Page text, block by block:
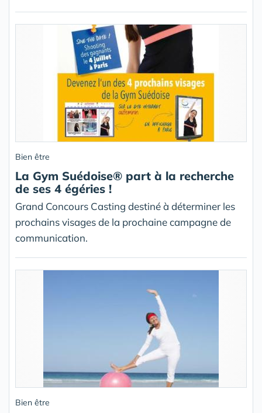
Bien être
La Gym Suédoise® part à la recherche
de ses 4 égéries !
Grand Concours Casting destiné à déterminer les
prochains visages de la prochaine campagne de
communication.
Bien être